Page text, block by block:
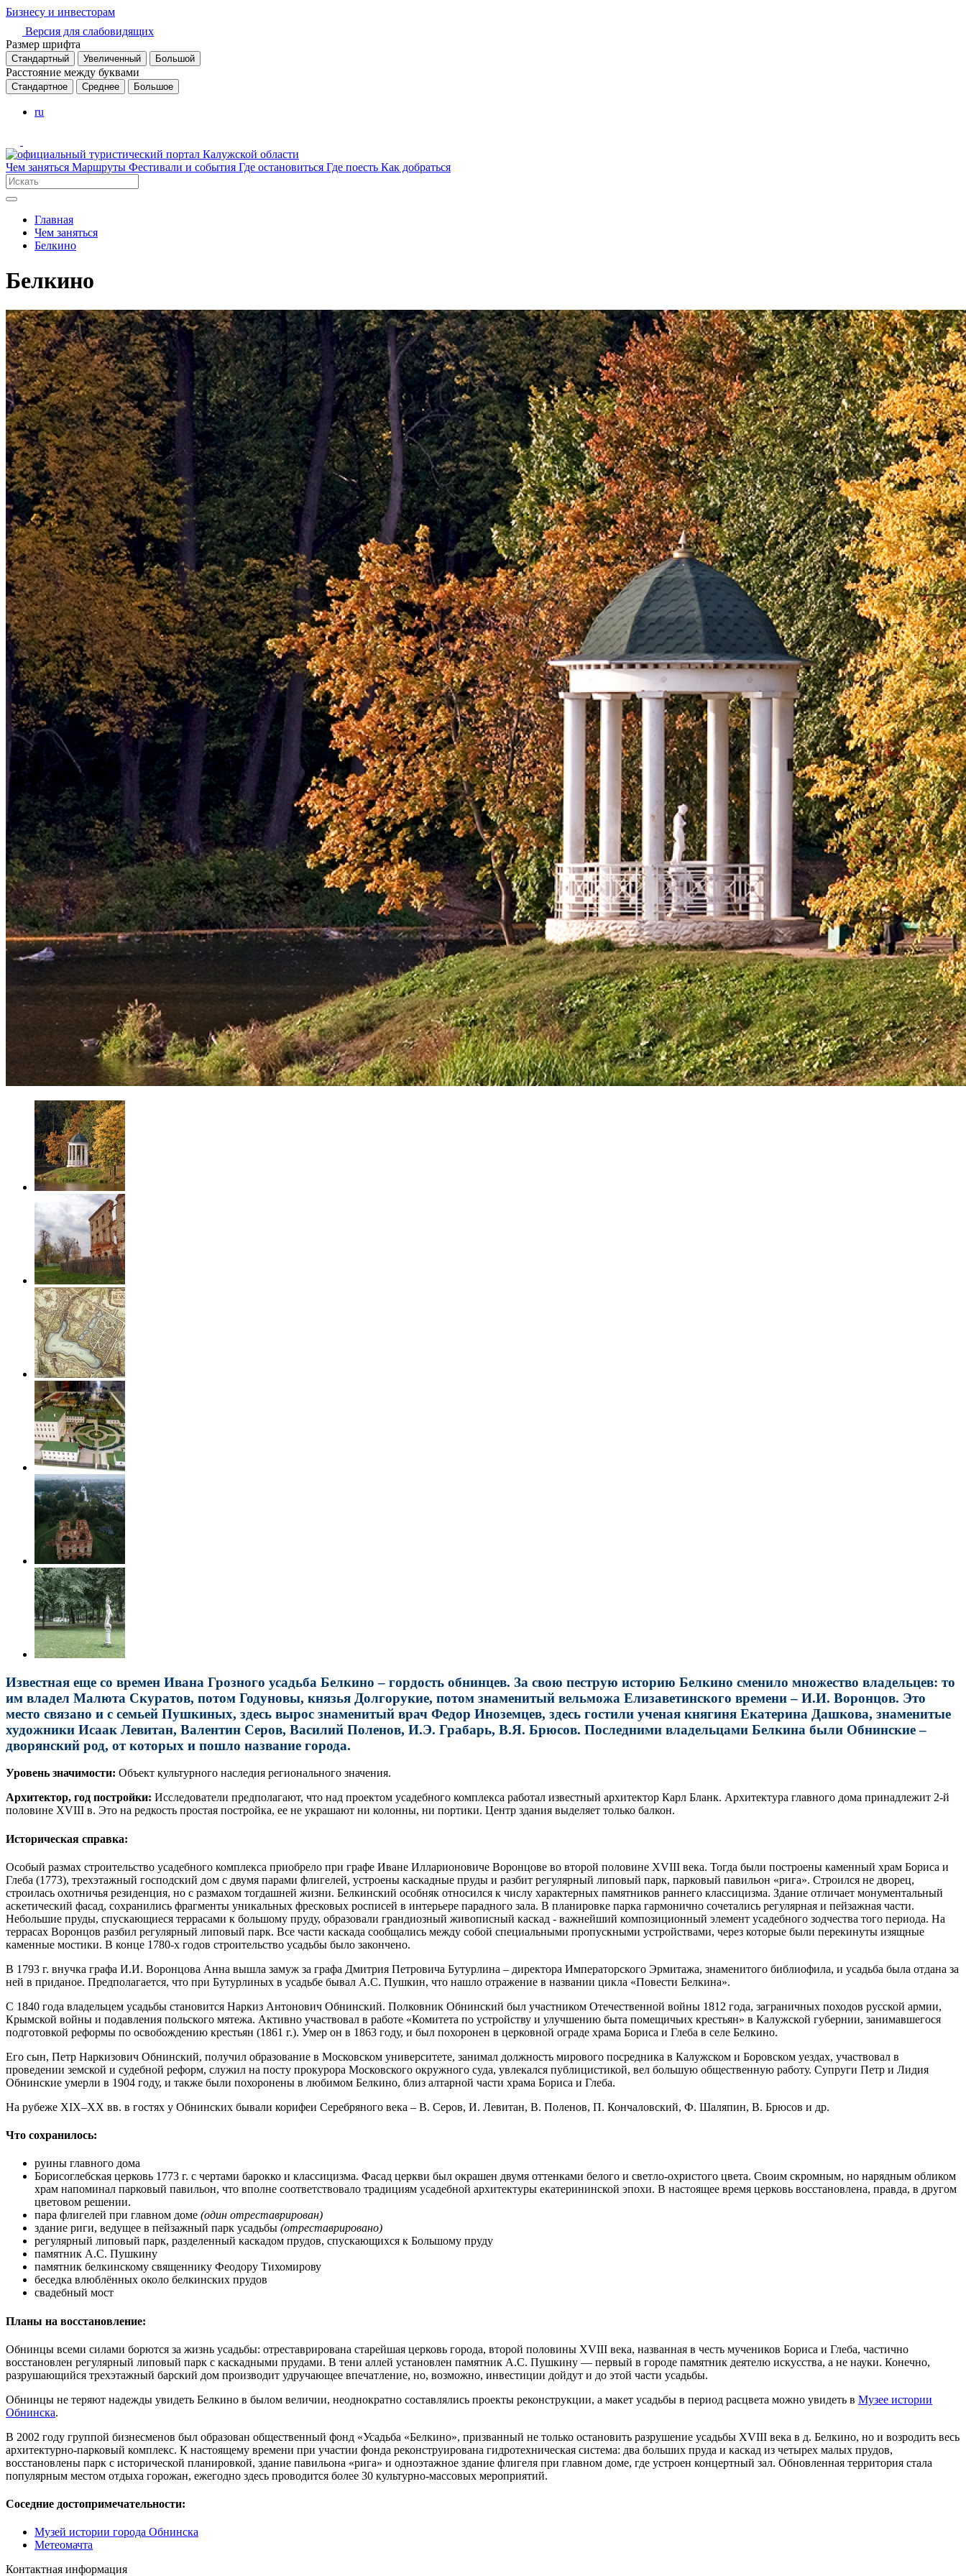
Бизнесу и инвесторам
Версия для слабовидящих
Размер шрифта
Стандартный Увеличенный Большой
Расстояние между буквами
Стандартное Среднее Большое
ru
Чем заняться Маршруты Фестивали и события Где остановиться Где поесть Как добраться
Главная
Чем заняться
Белкино
Белкино
Известная еще со времен Ивана Грозного усадьба Белкино – гордость обнинцев. За свою пеструю историю Белкино сменило множество владельцев: то
им владел Малюта Скуратов, потом Годуновы, князья Долгорукие, потом знаменитый вельможа Елизаветинского времени – И.И. Воронцов. Это
место связано и с семьей Пушкиных, здесь вырос знаменитый врач Федор Иноземцев, здесь гостили ученая княгиня Екатерина Дашкова, знаменитые
художники Исаак Левитан, Валентин Серов, Василий Поленов, И.Э. Грабарь, В.Я. Брюсов. Последними владельцами Белкина были Обнинские –
дворянский род, от которых и пошло название города.
Уровень значимости: Объект культурного наследия регионального значения.
Архитектор, год постройки: Исследователи предполагают, что над проектом усадебного комплекса работал известный архитектор Карл Бланк. Архитектура главного дома принадлежит 2-й
половине XVIII в. Это на редкость простая постройка, ее не украшают ни колонны, ни портики. Центр здания выделяет только балкон.
Историческая справка:
Особый размах строительство усадебного комплекса приобрело при графе Иване Илларионовиче Воронцове во второй половине XVIII века. Тогда были построены каменный храм Бориса и
Глеба (1773), трехэтажный господский дом с двумя парами флигелей, устроены каскадные пруды и разбит регулярный липовый парк, парковый павильон «рига». Строился не дворец,
строилась охотничья резиденция, но с размахом тогдашней жизни. Белкинский особняк относился к числу характерных памятников раннего классицизма. Здание отличает монументальный
аскетический фасад, сохранились фрагменты уникальных фресковых росписей в интерьере парадного зала. В планировке парка гармонично сочетались регулярная и пейзажная части.
Небольшие пруды, спускающиеся террасами к большому пруду, образовали грандиозный живописный каскад - важнейший композиционный элемент усадебного зодчества того периода. На
террасах Воронцов разбил регулярный липовый парк. Все части каскада сообщались между собой специальными пропускными устройствами, через которые были перекинуты изящные
каменные мостики. В конце 1780-х годов строительство усадьбы было закончено.
В 1793 г. внучка графа И.И. Воронцова Анна вышла замуж за графа Дмитрия Петровича Бутурлина – директора Императорского Эрмитажа, знаменитого библиофила, и усадьба была отдана за
ней в приданое. Предполагается, что при Бутурлиных в усадьбе бывал А.С. Пушкин, что нашло отражение в названии цикла «Повести Белкина».
С 1840 года владельцем усадьбы становится Наркиз Антонович Обнинский. Полковник Обнинский был участником Отечественной войны 1812 года, заграничных походов русской армии,
Крымской войны и подавления польского мятежа. Активно участвовал в работе «Комитета по устройству и улучшению быта помещичьих крестьян» в Калужской губернии, занимавшегося
подготовкой реформы по освобождению крестьян (1861 г.). Умер он в 1863 году, и был похоронен в церковной ограде храма Бориса и Глеба в селе Белкино.
Его сын, Петр Наркизович Обнинский, получил образование в Московском университете, занимал должность мирового посредника в Калужском и Боровском уездах, участвовал в
проведении земской и судебной реформ, служил на посту прокурора Московского окружного суда, увлекался публицистикой, вел большую общественную работу. Супруги Петр и Лидия
Обнинские умерли в 1904 году, и также были похоронены в любимом Белкино, близ алтарной части храма Бориса и Глеба.
На рубеже XIX–XX вв. в гостях у Обнинских бывали корифеи Серебряного века – В. Серов, И. Левитан, В. Поленов, П. Кончаловский, Ф. Шаляпин, В. Брюсов и др.
Что сохранилось:
руины главного дома
Борисоглебская церковь 1773 г. с чертами барокко и классицизма. Фасад церкви был окрашен двумя оттенками белого и светло-охристого цвета. Своим скромным, но нарядным обликом
храм напоминал парковый павильон, что вполне соответствовало традициям усадебной архитектуры екатерининской эпохи. В настоящее время церковь восстановлена, правда, в другом
цветовом решении.
пара флигелей при главном доме (один отреставрирован)
здание риги, ведущее в пейзажный парк усадьбы (отреставрировано)
регулярный липовый парк, разделенный каскадом прудов, спускающихся к Большому пруду
памятник А.С. Пушкину
памятник белкинскому священнику Феодору Тихомирову
беседка влюблённых около белкинских прудов
свадебный мост
Планы на восстановление:
Обнинцы всеми силами борются за жизнь усадьбы: отреставрирована старейшая церковь города, второй половины XVIII века, названная в честь мучеников Бориса и Глеба, частично
восстановлен регулярный липовый парк с каскадными прудами. В тени аллей установлен памятник А.С. Пушкину — первый в городе памятник деятелю искусства, а не науки. Конечно,
разрушающийся трехэтажный барский дом производит удручающее впечатление, но, возможно, инвестиции дойдут и до этой части усадьбы.
Обнинцы не теряют надежды увидеть Белкино в былом величии, неоднократно составлялись проекты реконструкции, а макет усадьбы в период расцвета можно увидеть в Музее истории
Обнинска.
В 2002 году группой бизнесменов был образован общественный фонд «Усадьба «Белкино», призванный не только остановить разрушение усадьбы XVIII века в д. Белкино, но и возродить весь
архитектурно-парковый комплекс. К настоящему времени при участии фонда реконструирована гидротехническая система: два больших пруда и каскад из четырех малых прудов,
восстановлены парк с исторической планировкой, здание павильона «рига» и одноэтажное здание флигеля при главном доме, где устроен концертный зал. Обновленная территория стала
популярным местом отдыха горожан, ежегодно здесь проводится более 30 культурно-массовых мероприятий.
Соседние достопримечательности:
Музей истории города Обнинска
Метеомачта
Контактная информация